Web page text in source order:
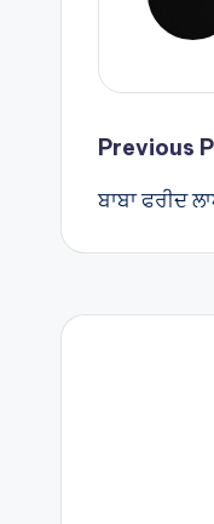
Post
Previous
ਬਾਬਾ ਫਰੀਦ